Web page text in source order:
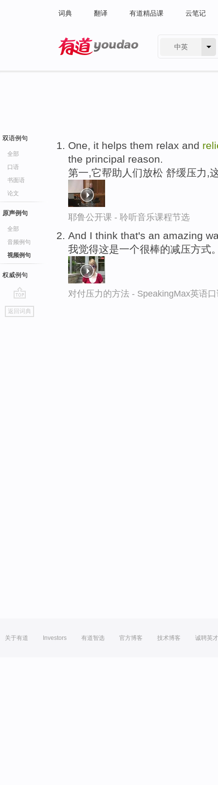
词典 翻译 有道精品课 云笔记
中英
双语例句
全部
口语
书面语
论文
原声例句
全部
音频例句
视频例句
权威例句
go
top
返回词典
One, it helps them relax and
the principal reason.
第一,它帮助人们放松 舒缓压力,
耶鲁公开课 - 聆听音乐课程节选
And I think that's an amazing
我觉得这是一个很棒的减压方式
对付压力的方法 - SpeakingMax英语
关于有道 Investors 有道智选 官方博客 技术博客 诚聘英才